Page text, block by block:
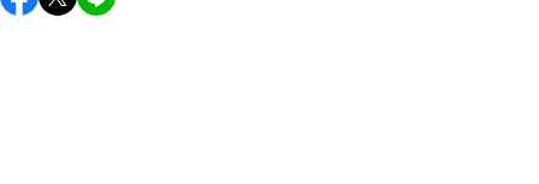
し上がりください。